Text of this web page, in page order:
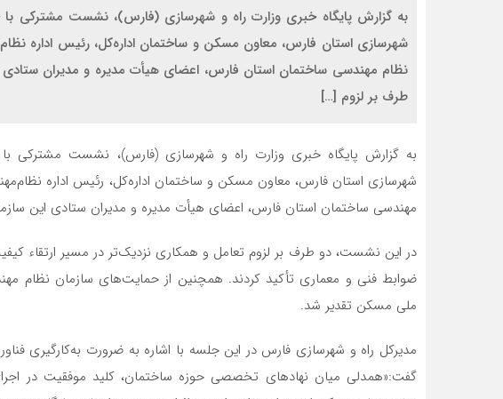
به گزارش پایگاه خبری وزارت راه و شهرسازی (فارس)، نشست مشترکی با
شهرسازی استان فارس، معاون مسکن و ساختمان اداره‌کل، رئیس اداره
نظام مهندسی ساختمان استان فارس، اعضای هیأت مدیره و مدیران
طرف بر لزوم […]
به گزارش پایگاه خبری وزارت راه و شهرسازی (فارس)، نشست مشترکی
شهرسازی استان فارس، معاون مسکن و ساختمان اداره‌کل، رئیس اداره
مهندسی ساختمان استان فارس، اعضای هیأت مدیره و مدیران ستادی این
در این نشست، دو طرف بر لزوم تعامل و همکاری نزدیک‌تر در مسیر ارتقاء
ضوابط فنی و معماری تأکید کردند. همچنین از حمایت‌های سازمان نظام
ملی مسکن تقدیر شد.
مدیرکل راه و شهرسازی فارس در این جلسه با اشاره به ضرورت به‌کارگیری
گفت:«همدلی میان نهادهای تخصصی حوزه ساختمان، کلید موفقیت در